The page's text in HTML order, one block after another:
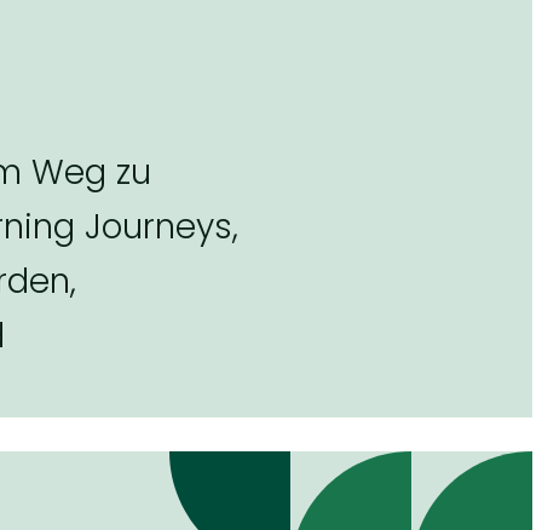
Weg zu
Journeys,